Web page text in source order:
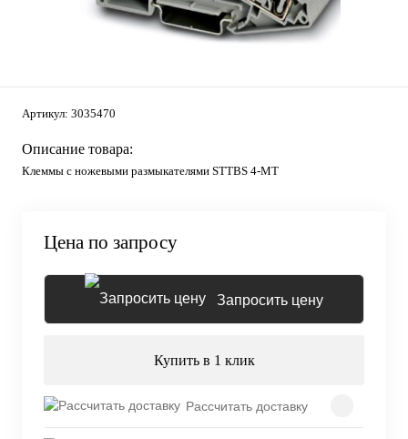
Артикул: 3035470
Описание товара:
Клеммы с ножевыми размыкателями STTBS 4-MT
Цена по запросу
Запросить цену
Купить в 1 клик
Рассчитать доставку